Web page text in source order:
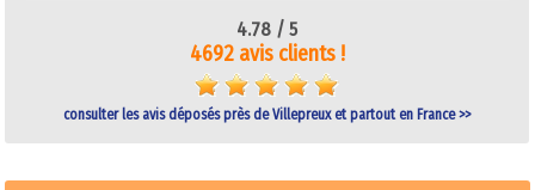
4.78 /5
4692 avis clients !
consulter les avis déposés près de Villepreux et partout en France >>